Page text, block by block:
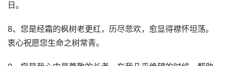
日。
8、您是经霜的枫树老更红，历尽悲欢，愈显得襟怀坦荡。
衷心祝愿您生命之树常青。